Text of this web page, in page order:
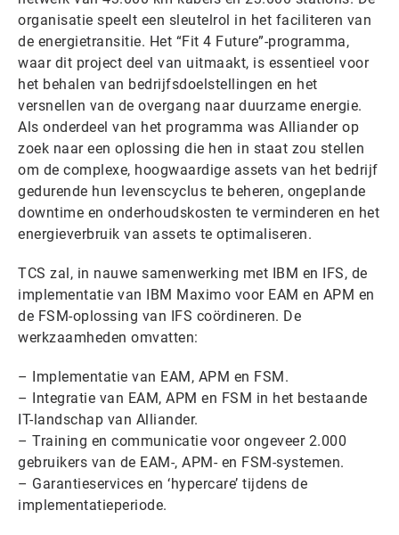
organisatie speelt een sleutelrol in het faciliteren van
de energietransitie. Het “Fit 4 Future”-programma,
waar dit project deel van uitmaakt, is essentieel voor
het behalen van bedrijfsdoelstellingen en het
versnellen van de overgang naar duurzame energie.
Als onderdeel van het programma was Alliander op
zoek naar een oplossing die hen in staat zou stellen
om de complexe, hoogwaardige assets van het bedrijf
gedurende hun levenscyclus te beheren, ongeplande
downtime en onderhoudskosten te verminderen en het
energieverbruik van assets te optimaliseren.
TCS zal, in nauwe samenwerking met IBM en IFS, de
implementatie van IBM Maximo voor EAM en APM en
de FSM-oplossing van IFS coördineren. De
werkzaamheden omvatten:
– Implementatie van EAM, APM en FSM.
– Integratie van EAM, APM en FSM in het bestaande
IT-landschap van Alliander.
– Training en communicatie voor ongeveer 2.000
gebruikers van de EAM-, APM- en FSM-systemen.
– Garantieservices en ‘hypercare’ tijdens de
implementatieperiode.